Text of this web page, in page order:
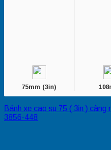
75mm (3in)
Bánh xe cao su 75 ( 3in )
3856-448